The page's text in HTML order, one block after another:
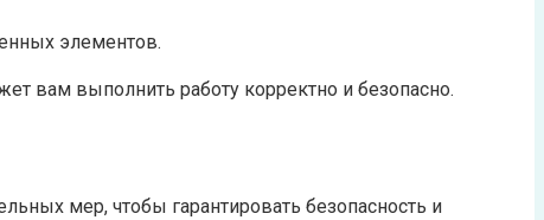
элементов.
вам выполнить работу корректно и безопасно.
мер, чтобы гарантировать безопасность и